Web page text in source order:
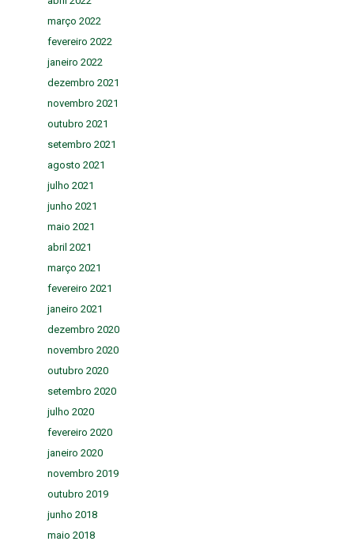
março 2022
fevereiro 2022
janeiro 2022
dezembro 2021
novembro 2021
outubro 2021
setembro 2021
agosto 2021
julho 2021
junho 2021
maio 2021
abril 2021
março 2021
fevereiro 2021
janeiro 2021
dezembro 2020
novembro 2020
outubro 2020
setembro 2020
julho 2020
fevereiro 2020
janeiro 2020
novembro 2019
outubro 2019
junho 2018
maio 2018